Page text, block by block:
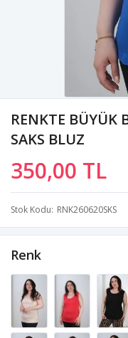
RENKTE BÜYÜK
SAKS BLUZ
350,00 TL
Stok Kodu RNK260620SKS
Renk